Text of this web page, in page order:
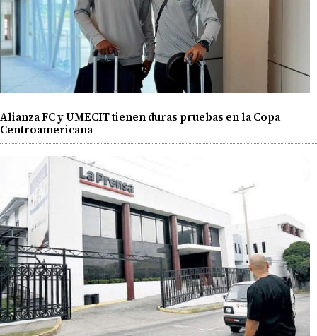
Alianza FC y UMECIT tienen duras pruebas en la Copa
Centroamericana